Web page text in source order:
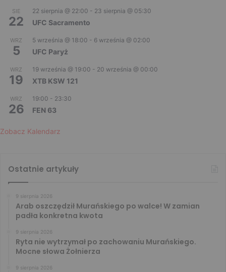
SIE
22
22 sierpnia @ 22:00 - 23 sierpnia @ 05:30
UFC Sacramento
WRZ
5
5 września @ 18:00 - 6 września @ 02:00
UFC Paryż
WRZ
19
19 września @ 19:00 - 20 września @ 00:00
XTB KSW 121
WRZ
26
19:00 - 23:30
FEN 63
Zobacz Kalendarz
Ostatnie artykuły
9 sierpnia 2026
Arab oszczędził Murańskiego po walce! W zamian
padła konkretna kwota
9 sierpnia 2026
Ryta nie wytrzymał po zachowaniu Murańskiego.
Mocne słowa Żołnierza
9 sierpnia 2026